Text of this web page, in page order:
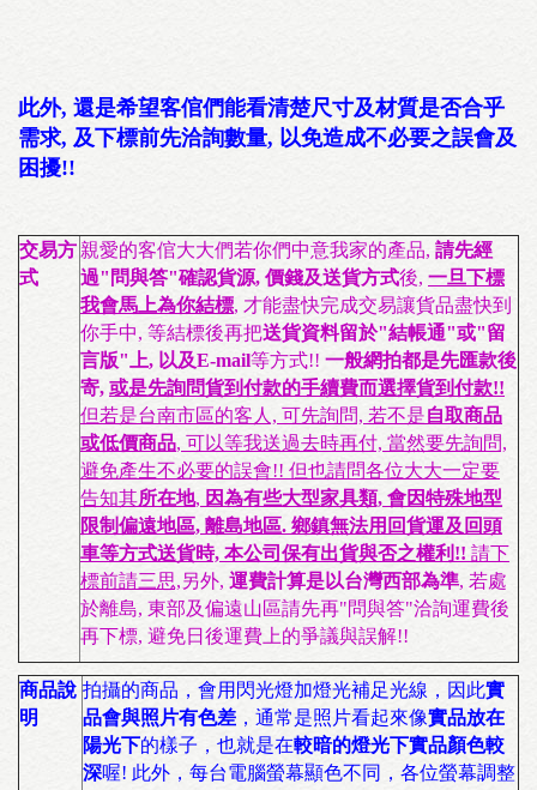
此外, 還是希望客倌們能看清楚尺寸及材質是否合乎
需求, 及下標前先洽詢數量, 以免造成不必要之誤會及
困擾!!
交易方
式
親愛的客倌大大們若你們中意我家的產品, 請先經
過"問與答"確認貨源, 價錢及送貨方式後, 一旦下標
我會馬上為你結標, 才能盡快完成交易讓貨品盡快到
你手中, 等結標後再把送貨資料留於"結帳通"或"留
言版"上, 以及E-mail等方式!! 一般網拍都是先匯款後
寄, 或是先詢問貨到付款的手續費而選擇貨到付款!!
但若是台南市區的客人, 可先詢問, 若不是自取商品
或低價商品, 可以等我送過去時再付, 當然要先詢問,
避免產生不必要的誤會!! 但也請問各位大大一定要
告知其所在地, 因為有些大型家具類, 會因特殊地型
限制偏遠地區, 離島地區. 鄉鎮無法用回貨運及回頭
車等方式送貨時, 本公司保有出貨與否之權利!! 請下
標前請三思,另外, 運費計算是以台灣西部為準, 若處
於離島, 東部及偏遠山區請先再"問與答"洽詢運費後
再下標, 避免日後運費上的爭議與誤解!!
商品說
明
拍攝的商品，會用閃光燈加燈光補足光線，因此實
品會與照片有色差 ，通常是照片看起來像實品放在
陽光下的樣子，也就是在較暗的燈光下實品顏色較
深喔! 此外，每台電腦螢幕顯色不同，各位螢幕調整